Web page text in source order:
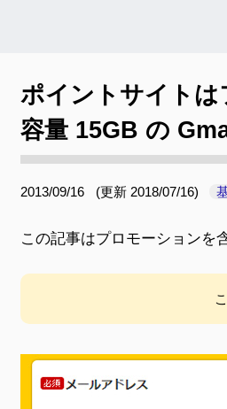
ポイントサイトは
容量 15GB の
2013/09/16 (更新 2018/07/16)
この記事はプロモーションを